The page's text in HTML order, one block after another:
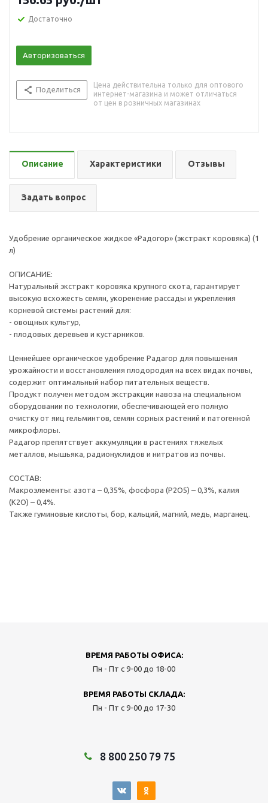
Достаточно
Авторизоваться
Поделиться
Цена действительна только для оптового
интернет-магазина и может отличаться
от цен в розничных магазинах
Описание Характеристики Отзывы
Задать вопрос
Удобрение органическое жидкое «Радогор» (экстракт коровяка) (1
л)
ОПИСАНИЕ:
Натуральный экстракт коровяка крупного скота, гарантирует
высокую всхожесть семян, укоренение рассады и укрепления
корневой системы растений для:
- овощных культур,
- плодовых деревьев и кустарников.
Ценнейшее органическое удобрение Радагор для повышения
урожайности и восстановления плодородия на всех видах почвы,
содержит оптимальный набор питательных веществ.
Продукт получен методом экстракции навоза на специальном
оборудовании по технологии, обеспечивающей его полную
очистку от яиц гельминтов, семян сорных растений и патогенной
микрофлоры.
Радагор препятствует аккумуляции в растениях тяжелых
металлов, мышьяка, радионуклидов и нитратов из почвы.
СОСТАВ:
Макроэлементы: азота – 0,35%, фосфора (Р2О5) – 0,3%, калия
(К2О) – 0,4%.
Также гуминовые кислоты, бор, кальций, магний, медь, марганец.
ВРЕМЯ РАБОТЫ ОФИСА:
Пн - Пт с 9-00 до 18-00
ВРЕМЯ РАБОТЫ СКЛАДА:
Пн - Пт с 9-00 до 17-30
8 800 250 79 75